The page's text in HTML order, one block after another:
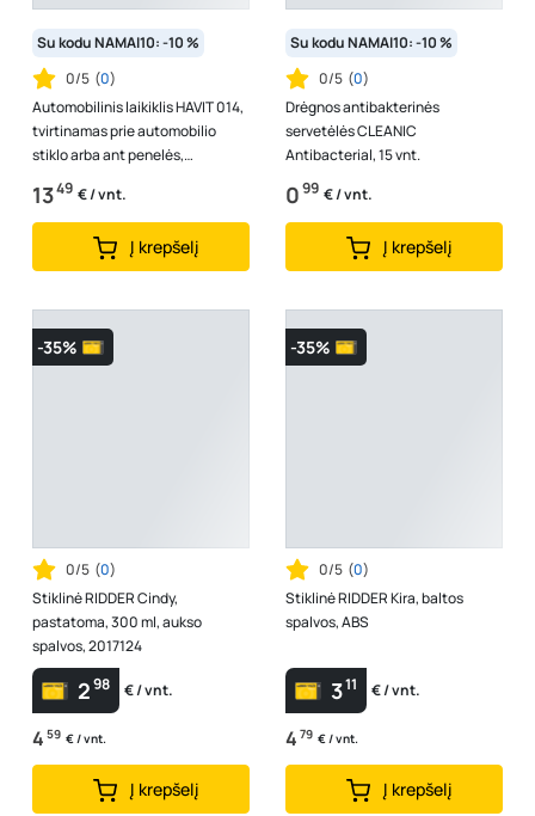
Su kodu NAMAI10: -10 %
0/5 (0)
Automobilinis laikiklis HAVIT 014,
tvirtinamas prie automobilio
stiklo arba ant penelės,
teleskopinis
1349 € / vnt.
Į krepšelį
Su kodu NAMAI10: -10 %
0/5 (0)
Drėgnos antibakterinės
servetėlės CLEANIC
Antibacterial, 15 vnt.
099 € / vnt.
Į krepšelį
-35%
0/5 (0)
Stiklinė RIDDER Cindy,
pastatoma, 300 ml, aukso
spalvos, 2017124
298 € / vnt.
4 59 € / vnt.
Į krepšelį
-35%
0/5 (0)
Stiklinė RIDDER Kira, baltos
spalvos, ABS
311 € / vnt.
4 79 € / vnt.
Į krepšelį